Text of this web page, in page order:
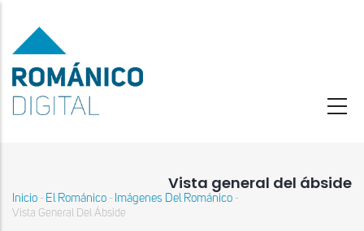
contenido
principal
Vista general del ábside
Sobrescribir
Inicio - El Románico - Imágenes Del Románico -
Vista General Del Ábside